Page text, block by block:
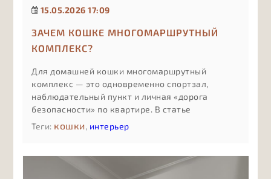
15.05.2026 17:09
ЗАЧЕМ КОШКЕ МНОГОМАРШРУТНЫЙ
КОМПЛЕКС?
Для домашней кошки многомаршрутный
комплекс — это одновременно спортзал,
наблюдательный пункт и личная «дорога
безопасности» по квартире. В статье
разбираем, чем такой комплекс отличается от
обычной когтеточки или одной полки, как
конфликты между питомцами, почему
вертикальное освоение пространства спасает
Теги: кошки, интерьер